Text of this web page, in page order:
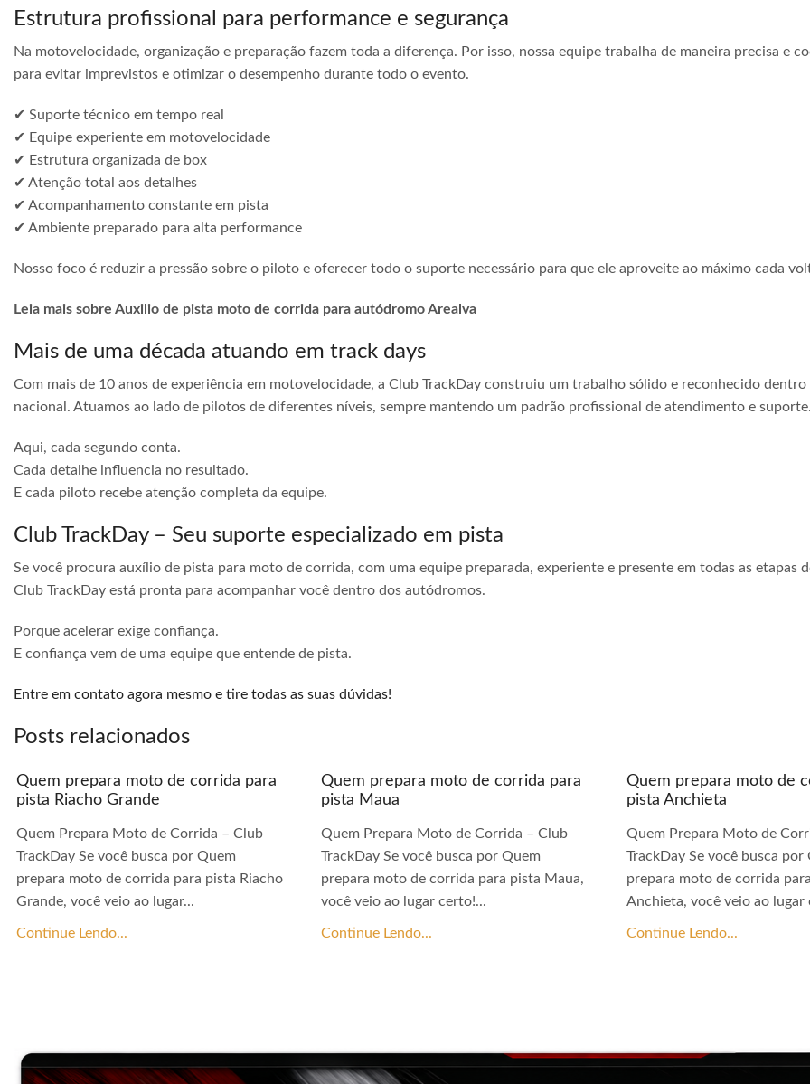
Estrutura profissional para performance e segurança
Na motovelocidade, organização e preparação fazem toda a diferença. Por isso, nossa equipe trabalha de maneira precisa e
para evitar imprevistos e otimizar o desempenho durante todo o evento.
✔ Suporte técnico em tempo real
✔ Equipe experiente em motovelocidade
✔ Estrutura organizada de box
✔ Atenção total aos detalhes
✔ Acompanhamento constante em pista
✔ Ambiente preparado para alta performance
Nosso foco é reduzir a pressão sobre o piloto e oferecer todo o suporte necessário para que ele aproveite ao máximo cada
Leia mais sobre Auxilio de pista moto de corrida para autódromo Arealva
Mais de uma década atuando em track days
Com mais de 10 anos de experiência em motovelocidade, a Club TrackDay construiu um trabalho sólido e reconhecido
nacional. Atuamos ao lado de pilotos de diferentes níveis, sempre mantendo um padrão profissional de atendimento e suporte.
Aqui, cada segundo conta.
Cada detalhe influencia no resultado.
E cada piloto recebe atenção completa da equipe.
Club TrackDay – Seu suporte especializado em pista
Se você procura auxílio de pista para moto de corrida, com uma equipe preparada, experiente e presente em todas as etapas
Club TrackDay está pronta para acompanhar você dentro dos autódromos.
Porque acelerar exige confiança.
E confiança vem de uma equipe que entende de pista.
Entre em contato agora mesmo e tire todas as suas dúvidas!
Posts relacionados
Quem prepara moto de corrida para
pista Riacho Grande
Quem Prepara Moto de Corrida – Club
TrackDay Se você busca por Quem
prepara moto de corrida para pista Riacho
Grande, você veio ao lugar...
Continue Lendo...
Quem prepara moto de corrida para
pista Maua
Quem Prepara Moto de Corrida – Club
TrackDay Se você busca por Quem
prepara moto de corrida para pista Maua,
você veio ao lugar certo!...
Continue Lendo...
Quem prepara moto de
pista Anchieta
Quem Prepara Moto de
TrackDay Se você busca por
prepara moto de corrida
Anchieta, você veio ao lugar
Continue Lendo...